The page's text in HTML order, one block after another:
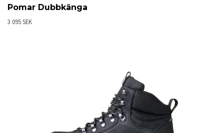
Pomar Dubbkänga
3 095 SEK